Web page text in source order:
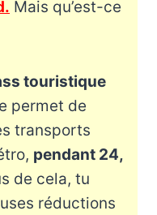
Mais qu’est-ce
touristique
permet de
transports
pendant 24,
de cela, tu
réductions